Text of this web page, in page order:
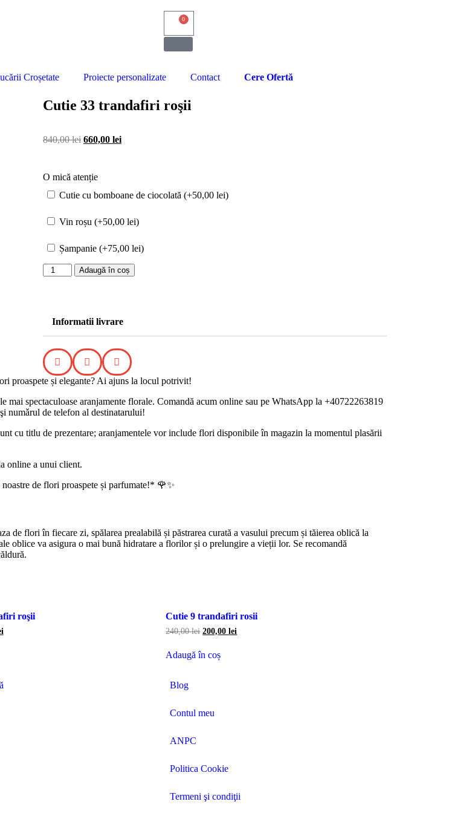
0
Croșetate Proiecte personalizate Contact Cere Ofertă
Cutie 33 trandafiri roşii
840,00lei 660,00 lei
O mică atenție
Cutie cu bomboane de ciocolată (+50,00 lei)
Vin roșu (+50,00 lei)
Șampanie (+75,00 lei)
Adaugă în coș
Informatii livrare
proaspete și elegante? Ai ajuns la locul potrivit!
mai spectaculoase aranjamente florale. Comandă acum online sau pe WhatsApp la +40722263819
numǎrul de telefon al destinatarului!
cu titlu de prezentare; aranjamentele vor include flori disponibile în magazin la momentul plasării
online a unui client.
de flori proaspete și parfumate!* 🌹✨
de flori în fiecare zi, spălarea prealabilă și păstrarea curată a vasului precum și tăierea oblică la
oblice va asigura o mai bună hidratare a florilor și o prelungire a vieții lor. Se recomandă
roşii Cutie 9 trandafiri rosii
240,00lei 200,00lei
Adaugă în coș
Blog
Contul meu
ANPC
Politica Cookie
Termeni şi condiţii